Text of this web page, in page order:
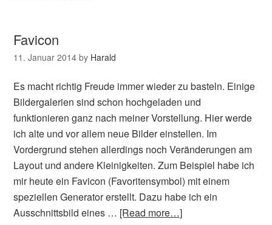
Favicon
11. Januar 2014 by Harald
Es macht richtig Freude immer wieder zu basteln. Einige
Bildergalerien sind schon hochgeladen und
funktionieren ganz nach meiner Vorstellung. Hier werde
ich alte und vor allem neue Bilder einstellen. Im
Vordergrund stehen allerdings noch Veränderungen am
Layout und andere Kleinigkeiten. Zum Beispiel habe ich
mir heute ein Favicon (Favoritensymbol) mit einem
speziellen Generator erstellt. Dazu habe ich ein
Ausschnittsbild eines … [Read more…]